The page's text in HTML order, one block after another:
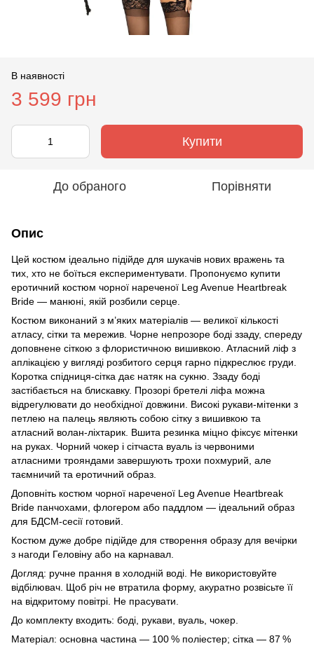
В наявності
3 599 грн
Купити
До обраного Порівняти
Опис
Цей костюм ідеально підійде для шукачів нових вражень та
тих, хто не боїться експериментувати. Пропонуємо купити
еротичний костюм чорної нареченої Leg Avenue Heartbreak
Bride — манюні, якій розбили серце.
Костюм виконаний з м’яких матеріалів — великої кількості
атласу, сітки та мережив. Чорне непрозоре боді ззаду, спереду
доповнене сіткою з флористичною вишивкою. Атласний ліф з
аплікацією у вигляді розбитого серця гарно підкреслює груди.
Коротка спідниця-сітка дає натяк на сукню. Ззаду боді
застібається на блискавку. Прозорі бретелі ліфа можна
відрегулювати до необхідної довжини. Високі рукави-мітенки з
петлею на палець являють собою сітку з вишивкою та
атласний волан-ліхтарик. Вшита резинка міцно фіксує мітенки
на руках. Чорний чокер і сітчаста вуаль із червоними
атласними трояндами завершують трохи похмурий, але
таємничий та еротичний образ.
Доповніть костюм чорної нареченої Leg Avenue Heartbreak
Bride панчохами, флогером або паддлом — ідеальний образ
для БДСМ-сесії готовий.
Костюм дуже добре підійде для створення образу для вечірки
з нагоди Геловіну або на карнавал.
Догляд: ручне прання в холодній воді. Не використовуйте
відбілювач. Щоб річ не втратила форму, акуратно розвісьте її
на відкритому повітрі. Не прасувати.
До комплекту входить: боді, рукави, вуаль, чокер.
Матеріал: основна частина — 100 % поліестер; сітка — 87 %